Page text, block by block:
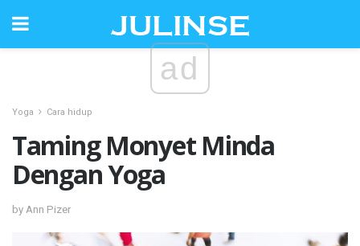
ad
Yoga Cara hidup
Taming Monyet Minda
Dengan Yoga
by Ann Pizer